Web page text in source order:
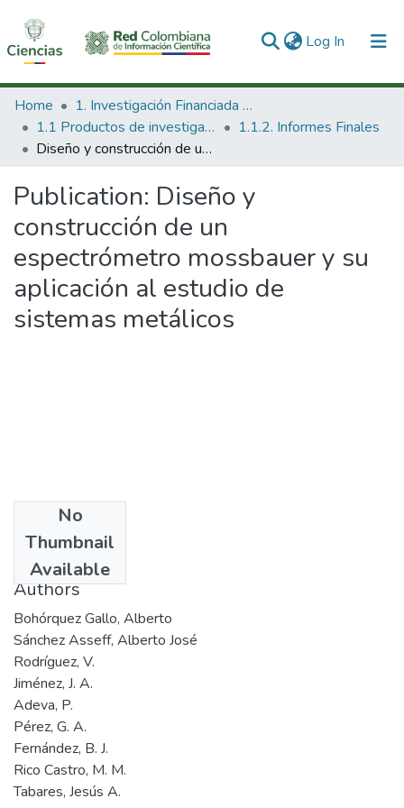
Log In (current)
Communities & Collections
All of DSpace
Home
1. Investigación Financiada con Recursos Públicos
1.1 Productos de investigación
1.1.2. Informes Finales
Diseño y construcción de un espectrómetro mossbauer y su aplicación al estudio de sistemas metálicos
Publication: Diseño y
construcción de un
espectrómetro mossbauer y su
aplicación al estudio de
sistemas metálicos
No
Thumbnail
Available
1998
Authors
Bohórquez Gallo, Alberto
Sánchez Asseff, Alberto José
Rodríguez, V.
Jiménez, J. A.
Adeva, P.
Pérez, G. A.
Fernández, B. J.
Rico Castro, M. M.
Tabares, Jesús A.